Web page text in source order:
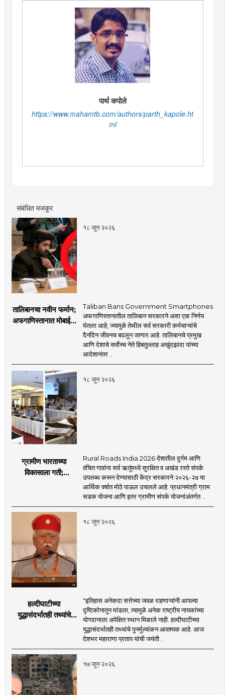
पार्थ कपोले
https://www.mahamtb.com/authors/parth_kapole.ht
ml
संबंधित मजकूर
१८ जून २०२६
तालिबानचा नवीन फर्मान;
अफगाणिस्तानात मोबाईल
Taliban Bans Government Smartphones
अफगाणिस्तानातील तालिबान सरकारने असा एक निर्णय
घेतला आहे, ज्यामुळे तेथील सर्व सरकारी कर्मचाऱ्यांचे
दैनंदिन जीवनच बदलून जाणार आहे. तालिबानचे प्रमुख
आणि देशाचे सर्वोच्च नेते हिबतुल्लाह अखुंदझादा यांच्या
आदेशानंतर ..
१८ जून २०२६
ग्रामीण भारताच्या
विकासाला गती;
लक्ष्य!
Rural Roads India 2026 देशातील दुर्गम आणि
वंचित गावांना सर्व ऋतूंमध्ये सुरक्षित व अखंड रस्ते संपर्क
उपलब्ध करून देण्यासाठी केंद्र सरकारने २०२६-२७ या
आर्थिक वर्षात मोठे पाऊल उचलले आहे. प्रधानमंत्री ग्राम
सडक योजना आणि इतर ग्रामीण संपर्क योजनांअंतर्गत ..
१८ जून २०२६
हल्दीघाटीच्या
युद्धासंदर्भातही तथ्यांचे
मोहनजी भागवत
"इतिहास अनेकदा सत्तेच्या जवळ राहणाऱ्यांनी आपल्या
दृष्टिकोनातून मांडला, त्यामुळे अनेक राष्ट्रीय नायकांच्या
योगदानाला अपेक्षित स्थान मिळाले नाही. हल्दीघाटीच्या
युद्धासंदर्भातही तथ्यांचे पुनर्मूल्यांकन आवश्यक आहे. आज
देशभर महाराणा प्रताप यांची जयंती ..
१७ जून २०२६